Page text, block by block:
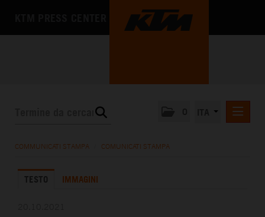
L'AZIENDA
COMMUNICATI STAMPA COMUNICATI STAMPA
TESTO IMMAGINI